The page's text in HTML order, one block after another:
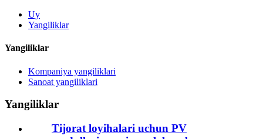
Uy
Yangiliklar
Yangiliklar
Kompaniya yangiliklari
Sanoat yangiliklari
Yangiliklar
Tijorat loyihalari uchun PV